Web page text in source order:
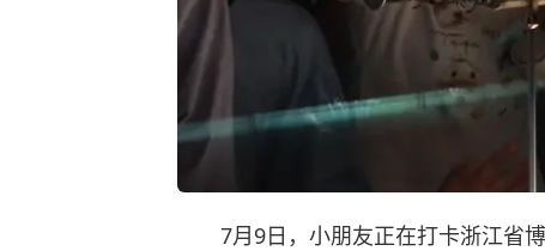
7月9日，小朋友正在打卡浙江省